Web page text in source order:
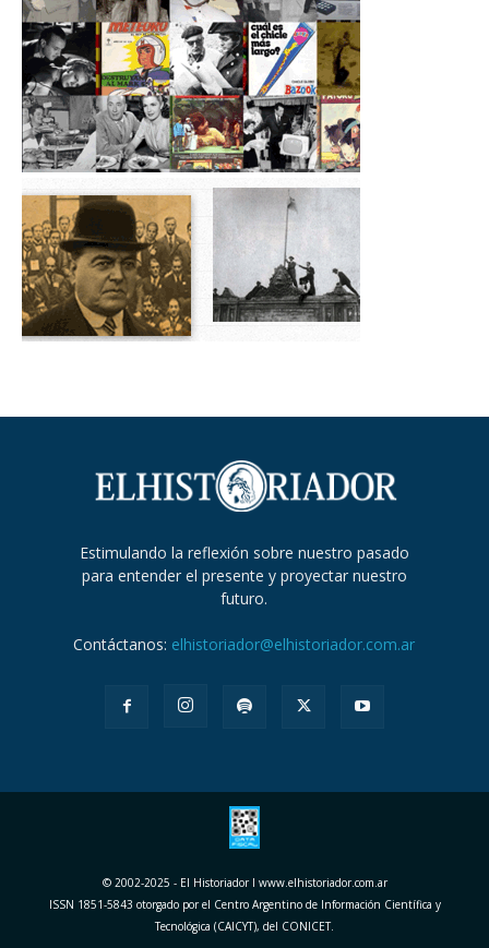
Estimulando la reflexión sobre nuestro pasado
para entender el presente y proyectar nuestro
futuro.
Contáctanos: elhistoriador@elhistoriador.com.ar
© 2002-2025 - El Historiador I www.elhistoriador.com.ar
ISSN 1851-5843 otorgado por el Centro Argentino de Información Científica y
Tecnológica (CAICYT), del CONICET.